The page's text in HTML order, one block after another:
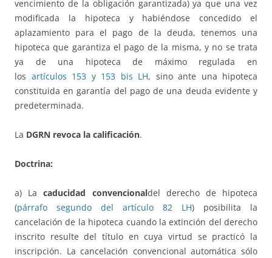
vencimiento de la obligación garantizada) ya que una vez
modificada la hipoteca y habiéndose concedido el
aplazamiento para el pago de la deuda, tenemos una
hipoteca que garantiza el pago de la misma, y no se trata
ya de una hipoteca de máximo regulada en
los artículos 153 y 153 bis LH, sino ante una hipoteca
constituida en garantía del pago de una deuda evidente y
predeterminada.
La DGRN revoca la calificación.
Doctrina:
a) Lacaducidad convencionaldel derecho de hipoteca
(párrafo segundo del artículo 82 LH) posibilita la
cancelación de la hipoteca cuando la extinción del derecho
inscrito resulte del título en cuya virtud se practicó la
inscripción. La cancelación convencional automática sólo